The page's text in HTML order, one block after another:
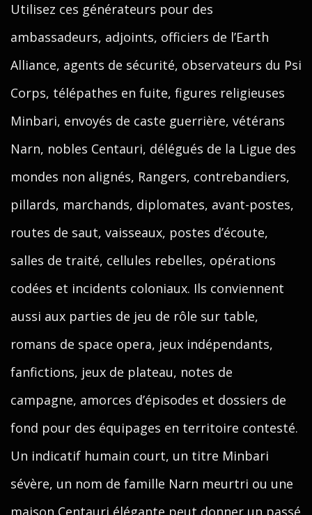
Utilisez ces générateurs pour des
ambassadeurs, adjoints, officiers de l’Earth
Alliance, agents de sécurité, observateurs du Psi
Corps, télépathes en fuite, figures religieuses
Minbari, envoyés de caste guerrière, vétérans
Narn, nobles Centauri, délégués de la Ligue des
mondes non alignés, Rangers, contrebandiers,
pillards, marchands, diplomates, avant-postes,
routes de saut, vaisseaux, postes d’écoute,
salles de traité, cellules rebelles, opérations
codées et incidents coloniaux. Ils conviennent
aussi aux parties de jeu de rôle sur table,
romans de space opera, jeux indépendants,
fanfictions, jeux de plateau, notes de
campagne, amorces d’épisodes et dossiers de
fond pour des équipages en territoire contesté.
Un indicatif humain court, un titre Minbari
sévère, un nom de famille Narn meurtri ou une
maison Centauri élégante peut donner un passé